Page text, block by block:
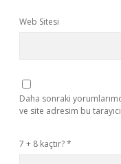
Web Sitesi
Daha sonraki
ve site adresim bu
7 + 8 kaçtır?*